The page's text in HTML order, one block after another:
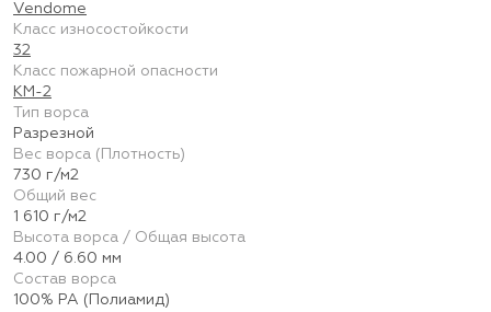
Vendome
Класс износостойкости
32
Класс пожарной опасности
КМ-2
Тип ворса
Разрезной
Вес ворса (Плотность)
730 г/м2
Общий вес
1 610 г/м2
Высота ворса / Общая высота
4.00 / 6.60 мм
Состав ворса
100% PA (Полиамид)